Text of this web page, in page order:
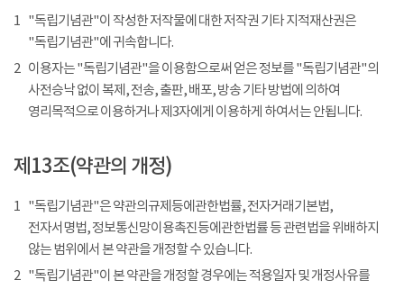
1 "독립기념관"이 작성한 저작물에 대한 저작권 기타 지적재산권은
"독립기념관"에 귀속합니다.
2 이용자는 "독립기념관"을 이용함으로써 얻은 정보를 "독립기념관"의
사전승낙 없이 복제, 전송, 출판, 배포, 방송 기타 방법에 의하여
영리목적으로 이용하거나 제3자에게 이용하게 하여서는 안됩니다.
제13조(약관의 개정)
1 "독립기념관"은 약관의규제등에관한법률, 전자거래기본법,
전자서명법, 정보통신망이용촉진등에관한법률 등 관련법을 위배하지
않는 범위에서 본 약관을 개정할 수 있습니다.
2 "독립기념관"이 본 약관을 개정할 경우에는 적용일자 및 개정사유를